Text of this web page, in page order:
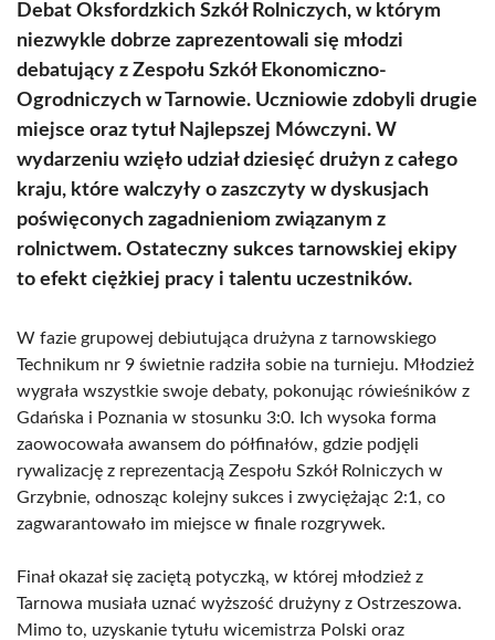
Debat Oksfordzkich Szkół Rolniczych, w którym
niezwykle dobrze zaprezentowali się młodzi
debatujący z Zespołu Szkół Ekonomiczno-
Ogrodniczych w Tarnowie. Uczniowie zdobyli drugie
miejsce oraz tytuł Najlepszej Mówczyni. W
wydarzeniu wzięło udział dziesięć drużyn z całego
kraju, które walczyły o zaszczyty w dyskusjach
poświęconych zagadnieniom związanym z
rolnictwem. Ostateczny sukces tarnowskiej ekipy
to efekt ciężkiej pracy i talentu uczestników.
W fazie grupowej debiutująca drużyna z tarnowskiego
Technikum nr 9 świetnie radziła sobie na turnieju. Młodzież
wygrała wszystkie swoje debaty, pokonując rówieśników z
Gdańska i Poznania w stosunku 3:0. Ich wysoka forma
zaowocowała awansem do półfinałów, gdzie podjęli
rywalizację z reprezentacją Zespołu Szkół Rolniczych w
Grzybnie, odnosząc kolejny sukces i zwyciężając 2:1, co
zagwarantowało im miejsce w finale rozgrywek.
Finał okazał się zaciętą potyczką, w której młodzież z
Tarnowa musiała uznać wyższość drużyny z Ostrzeszowa.
Mimo to, uzyskanie tytułu wicemistrza Polski oraz